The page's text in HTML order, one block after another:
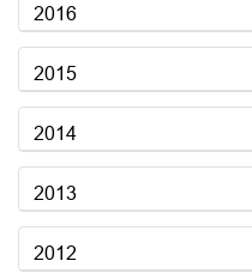
2016
2015
2014
2013
2012